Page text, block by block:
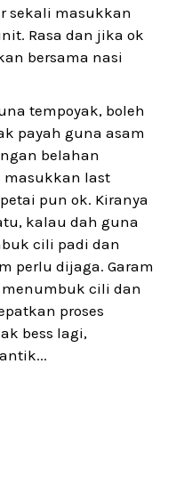
sekali masukkan
Rasa dan jika ok
bersama nasi
tempoyak, boleh
payah guna asam
belahan
masukkan last
pun ok. Kiranya
kalau dah guna
cili padi dan
perlu dijaga. Garam
cili dan
proses
bess lagi,